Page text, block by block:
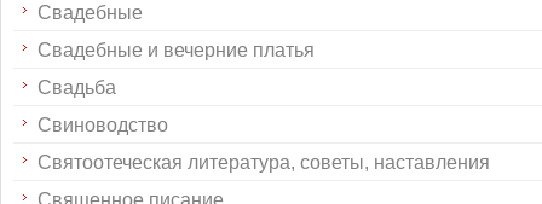
Свадебные
Свадебные и вечерние платья
Свадьба
Свиноводство
Святоотеческая литература, советы, наставления
Священное писание